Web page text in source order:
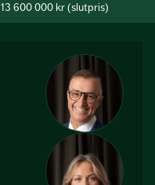
13 600 000 kr (slutpris)